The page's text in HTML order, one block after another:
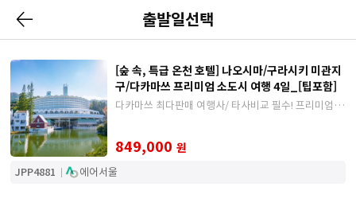
출발일선택
[숲 속, 특급 온천 호텔] 나오시마/구라시키 미관지
구/다카마쓰 프리미엄 소도시 여행 4일_[팁포함]
다카마쓰 최다판매 여행사/ 타사비교 필수! 프리미엄 일
용버스 운영/ 오카
849,000 원
JPP4881 에어서울